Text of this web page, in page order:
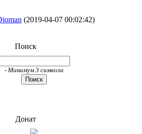
(2019-04-07 00:02:42)
Поиск
- Минимум 3 символа
Донат